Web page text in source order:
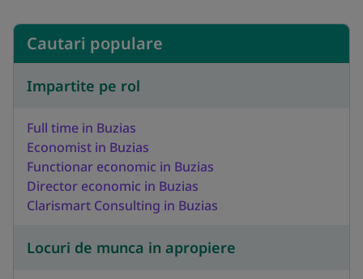
Cautari populare
Impartite pe rol
Full time in Buzias
Economist in Buzias
Functionar economic in Buzias
Director economic in Buzias
Clarismart Consulting in Buzias
Locuri de munca in apropiere